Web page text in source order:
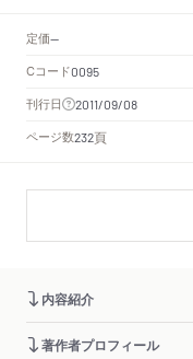
定価--
Cコード0095
刊行日
2011/09/08
ページ数232頁
内容紹介
著作者プロフィール